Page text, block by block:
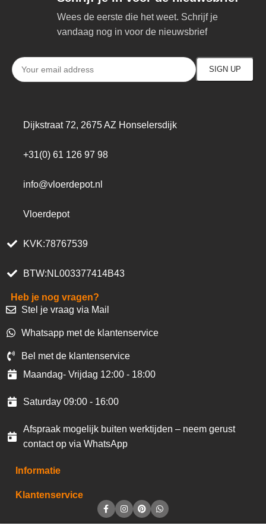
Wees de eerste die het weet. Schrijf je
vandaag nog in voor de nieuwsbrief
Dijkstraat 72, 2675 AZ Honselersdijk
+31(0) 61 126 97 98
info@vloerdepot.nl
Vloerdepot
KVK:78767539
BTW:NL003377414B43
Heb je nog vragen?
Stel je vraag via Mail
Whatsapp met de klantenservice
Bel met de klantenservice
Maandag- Vrijdag 12:00 - 18:00
Saturday 09:00 - 16:00
Afspraak mogelijk buiten werktijden – neem gerust
contact op via WhatsApp
Informatie
Klantenservice